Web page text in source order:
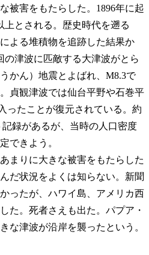
被害をもたらした。1896年に起
上とされる。歴史時代を遡る
よる堆積物を追跡した結果か
の津波に匹敵する大津波がとら
かん）地震とよばれ、M8.3で
貞観津波では仙台平野や石巻平
ったことが復元されている。約
録があるが、当時の人口密度
できよう。
まりに大きな被害をもたらした
だ状況をよくは知らない。新聞
ったが、ハワイ島、アメリカ西
た。死者さえも出た。パプア・
な津波が沿岸を襲ったという。